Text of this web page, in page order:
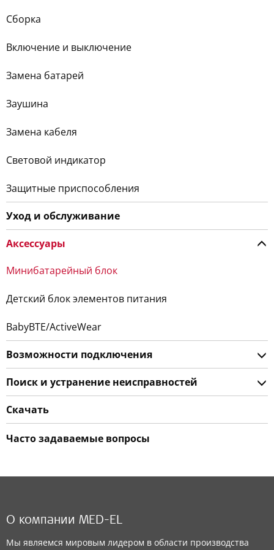
Сборка
Включение и выключение
Замена батарей
Заушина
Замена кабеля
Световой индикатор
Защитные приспособления
Уход и обслуживание
Аксессуары
Минибатарейный блок
Детский блок элементов питания
BabyBTE/ActiveWear
Возможности подключения
Поиск и устранение неисправностей
Скачать
Часто задаваемые вопросы
О компании MED-EL
Мы являемся мировым лидером в области производства